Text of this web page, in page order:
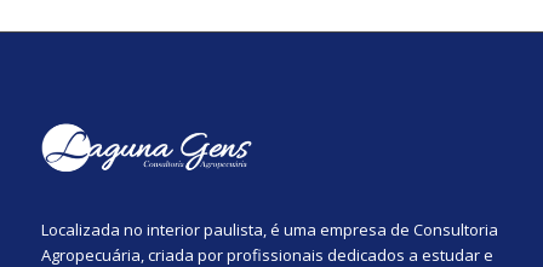
Localizada no interior paulista, é uma empresa de Consultoria
Agropecuária, criada por profissionais dedicados a estudar e